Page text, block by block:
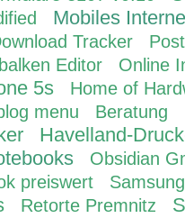
Mobiles
Tracker
Editor
Online
5s
Home of
menu Beratung
Havelland-
Obsidian
preiswert
Retorte Premnitz